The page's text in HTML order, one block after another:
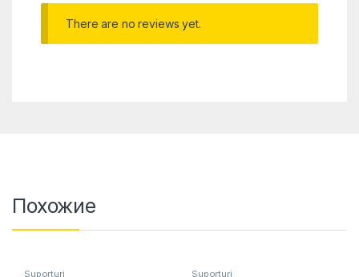
There are no reviews yet.
Похожие
Suporturi Suporturi